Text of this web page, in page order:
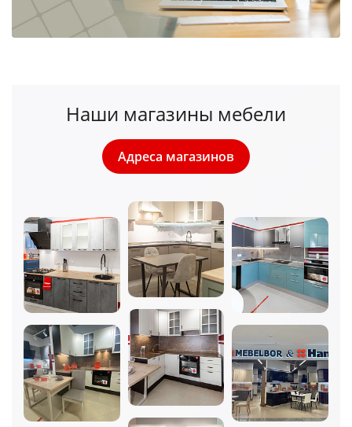
Наши магазины мебели
Адреса магазинов